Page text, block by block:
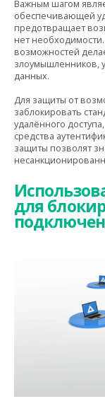
Важным шагом
обеспечивающей
предотвращает
нет
возможностей
злоумышленников,
данных.
Для защиты от
заблокировать
удалённого
средства
защиты позволят
для